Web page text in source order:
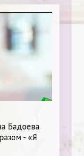
Бадоева
- «Я